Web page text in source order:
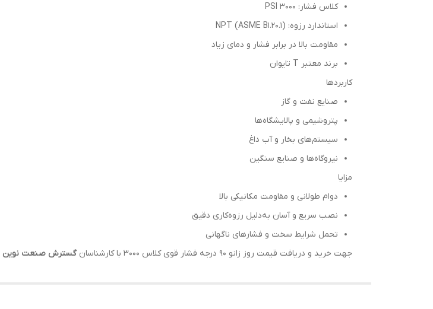
کلاس فشار: 3000 PSI
استاندارد رزوه: NPT (ASME B1.20.1)
مقاومت بالا در برابر فشار و دمای زیاد
برند معتبر T تایوان
کاربردها
صنایع نفت و گاز
پتروشیمی و پالایشگاه‌ها
سیستم‌های بخار و آب داغ
نیروگاه‌ها و صنایع سنگین
مزایا
دوام طولانی و مقاومت مکانیکی بالا
نصب سریع و آسان به‌دلیل رزوه‌کاری دقیق
تحمل شرایط سخت و فشارهای ناگهانی
جهت خرید و دریافت قیمت روز زانو ۹۰ درجه فشار قوی کلاس 3000 با کارشناسان
گسترش صنعت نوین